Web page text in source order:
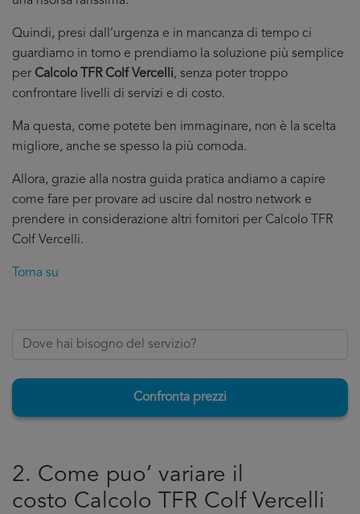
Quindi, presi dall’urgenza e in mancanza di tempo ci
guardiamo in torno e prendiamo la soluzione più semplice
per Calcolo TFR Colf Vercelli, senza poter troppo
confrontare livelli di servizi e di costo.
Ma questa, come potete ben immaginare, non è la scelta
migliore, anche se spesso la più comoda.
Allora, grazie alla nostra guida pratica andiamo a capire
come fare per provare ad uscire dal nostro network e
prendere in considerazione altri fornitori per Calcolo TFR
Colf Vercelli.
Torna su
Confronta prezzi
2. Come puo’ variare il
costo Calcolo TFR Colf Vercelli